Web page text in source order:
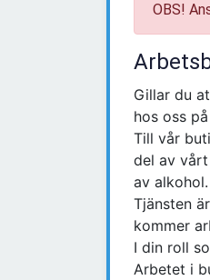
OBS!
Gillar du
hos oss
Till vår
del av
av
Tjänsten
kommer
I din roll
Arbetet i